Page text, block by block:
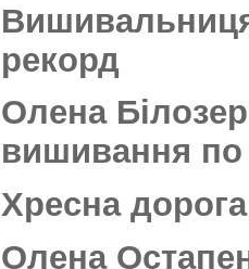
рекорд
Олена
вишивання по
Хресна дорога
Олена